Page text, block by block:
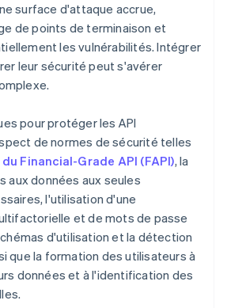
surface d'attaque accrue,
de points de terminaison et
les vulnérabilités. Intégrer
leur sécurité peut s'avérer
pour protéger les API
de normes de sécurité telles
Financial-Grade API (FAPI), la
aux données aux seules
l'utilisation d'une
et de mots de passe
d'utilisation et la détection
que la formation des utilisateurs à
données et à l'identification des